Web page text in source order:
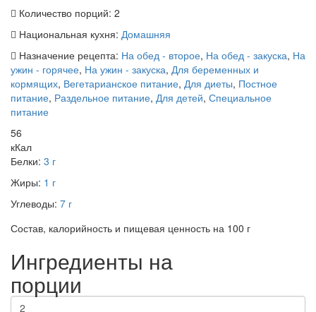
Количество порций: 2
Национальная кухня: Домашняя
Назначение рецепта: На обед - второе, На обед - закуска, На
ужин - горячее, На ужин - закуска, Для беременных и
кормящих, Вегетарианское питание, Для диеты, Постное
питание, Раздельное питание, Для детей, Специальное
питание
56
кКал
Белки: 3 г
Жиры: 1 г
Углеводы: 7 г
Состав, калорийность и пищевая ценность на 100 г
Ингредиенты на
порции